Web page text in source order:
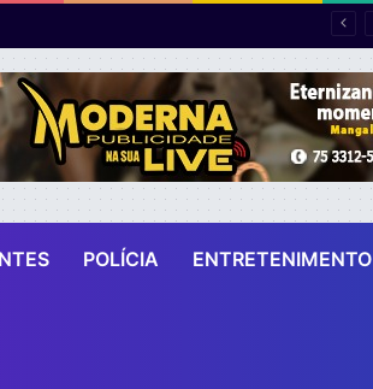
pelo SUS cresce 54% em dez anos
POLÍCIA ENTRETENIMENTO